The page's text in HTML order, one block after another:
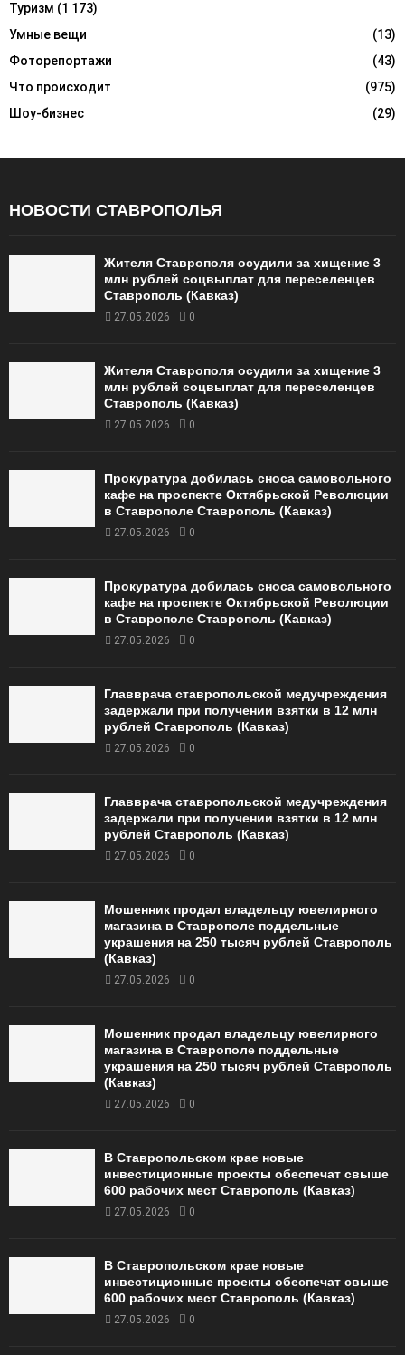
Туризм (1 173)
Умные вещи
(13)
Фоторепортажи
(43)
Что происходит
(975)
Шоу-бизнес
(29)
НОВОСТИ СТАВРОПОЛЬЯ
Жителя Ставрополя осудили за хищение 3
млн рублей соцвыплат для переселенцев
Ставрополь (Кавказ)
27.05.2026 0
Жителя Ставрополя осудили за хищение 3
млн рублей соцвыплат для переселенцев
Ставрополь (Кавказ)
27.05.2026 0
Прокуратура добилась сноса самовольного
кафе на проспекте Октябрьской Революции
в Ставрополе Ставрополь (Кавказ)
27.05.2026 0
Прокуратура добилась сноса самовольного
кафе на проспекте Октябрьской Революции
в Ставрополе Ставрополь (Кавказ)
27.05.2026 0
Главврача ставропольской медучреждения
задержали при получении взятки в 12 млн
рублей Ставрополь (Кавказ)
27.05.2026 0
Главврача ставропольской медучреждения
задержали при получении взятки в 12 млн
рублей Ставрополь (Кавказ)
27.05.2026 0
Мошенник продал владельцу ювелирного
магазина в Ставрополе поддельные
украшения на 250 тысяч рублей Ставрополь
(Кавказ)
27.05.2026 0
Мошенник продал владельцу ювелирного
магазина в Ставрополе поддельные
украшения на 250 тысяч рублей Ставрополь
(Кавказ)
27.05.2026 0
В Ставропольском крае новые
инвестиционные проекты обеспечат свыше
600 рабочих мест Ставрополь (Кавказ)
27.05.2026 0
В Ставропольском крае новые
инвестиционные проекты обеспечат свыше
600 рабочих мест Ставрополь (Кавказ)
27.05.2026 0